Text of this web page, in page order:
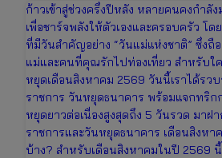
ก้าวเข้าสู่ช่วงครึ่งปีหลัง หลายคนคงกำลั
เพื่อชาร์จพลังให้ตัวเองและครอบครัว โด
ที่มีวันสำคัญอย่าง “วันแม่แห่งชาติ” ซึ่งถื
แม่และคนที่คุณรักไปท่องเที่ยว สำหรับใ
หยุดเดือนสิงหาคม 2569 วันนี้เราได้ร
ราชการ วันหยุดธนาคาร พร้อมแจกทริก
หยุดยาวต่อเนื่องสูงสุดถึง 5 วันรวด มา
ราชการและวันหยุดธนาคาร เดือนสิงห
บ้าง? สำหรับเดือนสิงหาคมในปี 2569